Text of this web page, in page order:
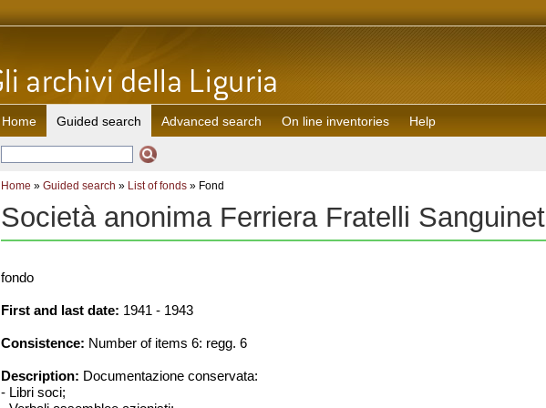
Home Guided search Advanced search On line inventories Help
Home » Guided search » List of fonds » Fond
Società anonima Ferriera Fratelli
fondo
First and last date: 1941 - 1943
Consistence: Number of items 6: regg. 6
Description: Documentazione conservata:
- Libri soci;